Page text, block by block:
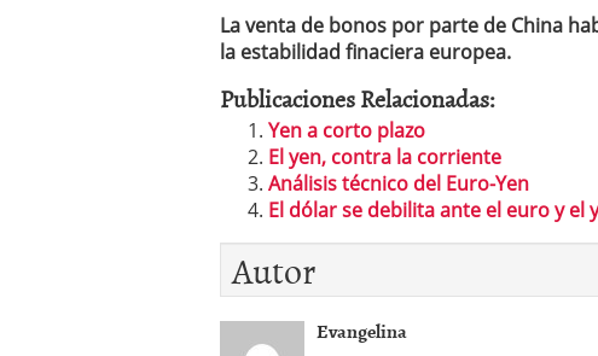
La venta de bonos por parte de China
la estabilidad finaciera europea.
Publicaciones Relacionadas:
Yen a corto plazo
El yen, contra la corriente
Análisis técnico del Euro-Yen
El dólar se debilita ante el euro y el
Autor
Evangelina